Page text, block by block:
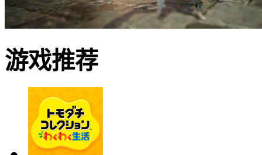
游戏推荐